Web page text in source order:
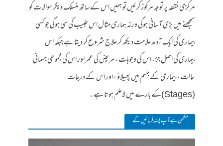
مرکزی نقطہ پر توجہ مرکوز کرلیں تو ہمیں اس کےساتھ منسلک دیگر سوالا ت کو
سمجھنے میں بڑی آسانی ہوگی ورنہ ہماری مثال اس طبیب کی سی ہوگی جو کسی
بیماری کی ایک آدھ علامت دیکھ کر علاج شروع کر دیتا ہے جبکہ اس
بیماری کی اصل جڑ ، اس کی وجوہات ، مریض کی عمر اور اس کی مجموعی جسمانی
حالت ، بیماری کے جسم میں پھیلاؤ ، اور اس کے درجات
(Stages)کے بارے میں لاعلم ہوتا ہے ۔
مکمن ہےآپ پسند فرمائیں گے